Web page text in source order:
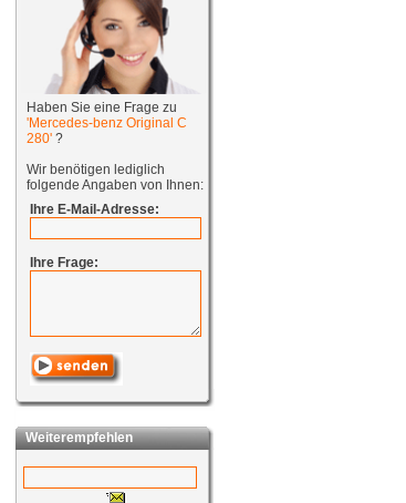
Haben Sie eine Frage zu
'Mercedes-benz Original C
280' ?
Wir benötigen lediglich
folgende Angaben von Ihnen:
Ihre E-Mail-Adresse:
Ihre Frage:
Weiterempfehlen